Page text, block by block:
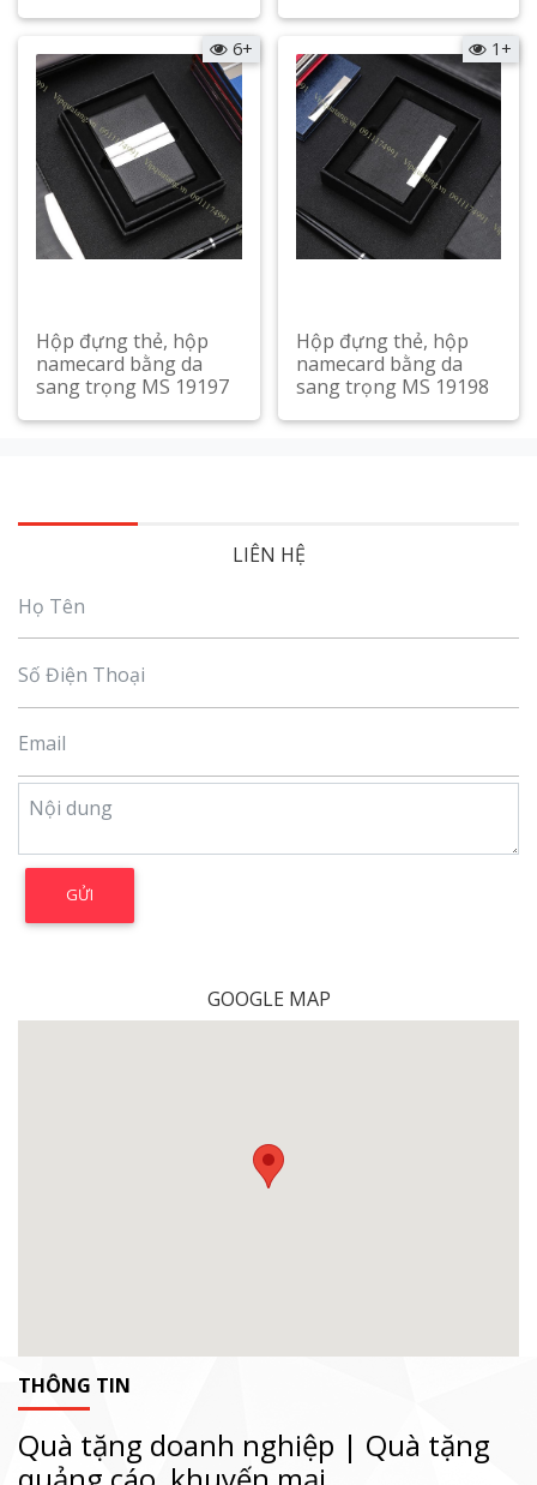
Xem chi tiết
Xem chi tiết
6+
Hộp đựng thẻ, hộp
namecard bằng da
sang trọng MS 19197
Xem chi tiết
1+
Hộp đựng thẻ, hộp
namecard bằng da
sang trọng MS 19198
Xem chi tiết
LIÊN HỆ
GOOGLE MAP
THÔNG TIN
Quà tặng doanh nghiệp | Quà tặng